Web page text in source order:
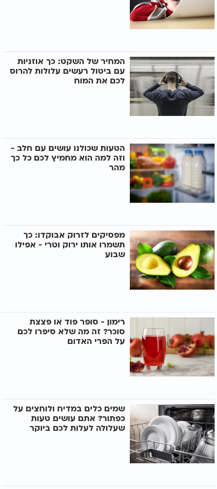
המחיר של השקט: כך אוזניות
עם ביטול רעשים עלולות להרוס
לכם את המוח
הטעות שכולנו עושים עם חלב -
וזה למה הוא מחמיץ לכם כל כך
מהר
מפסיקים לזרוק אבוקדו: כך
תשמרו אותו ירוק וטרי - אפילו
שבוע
רימון - סופר פוד או פצצת
סוכר? זה מה שלא סיפרו לכם
על הפרי האדום
שמים כלים במדיח ולוחצים על
כפתור? אתם עושים טעות
שעלולה לעלות לכם ביוקר